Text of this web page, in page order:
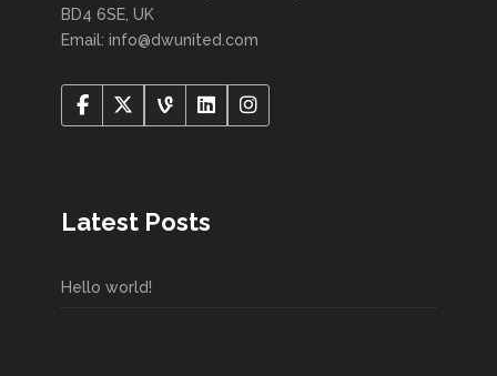
BD4 6SE, UK
Email: info@dwunited.com
Latest Posts
Hello world!